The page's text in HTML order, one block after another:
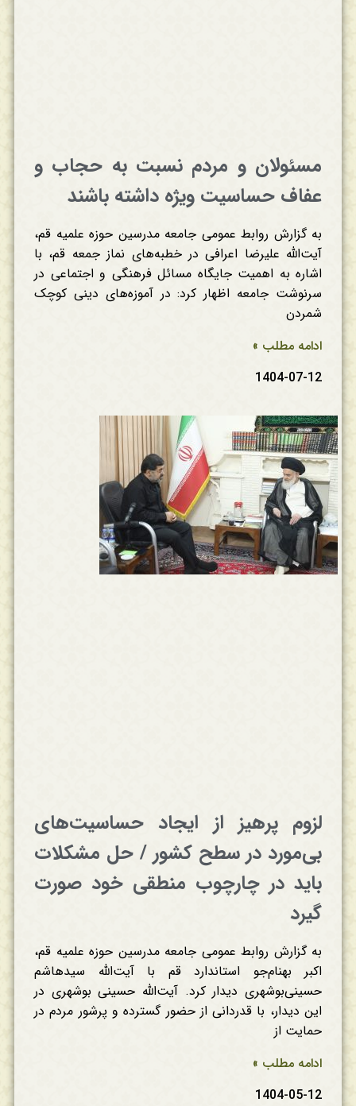
مسئولان و مردم نسبت به حجاب و
عفاف حساسیت ویژه داشته باشند
به گزارش روابط عمومی جامعه مدرسین حوزه علمیه قم،
آیت‌الله علیرضا اعرافی در خطبه‌های نماز جمعه قم، با
اشاره به اهمیت جایگاه مسائل فرهنگی و اجتماعی در
سرنوشت جامعه اظهار کرد: در آموزه‌های دینی کوچک
شمردن
ادامه مطلب »
1404-07-12
لزوم پرهیز از ایجاد حساسیت‌های
بی‌مورد در سطح کشور / حل مشکلات
باید در چارچوب منطقی خود صورت
گیرد
به گزارش روابط عمومی جامعه مدرسین حوزه علمیه قم،
اکبر بهنام‌جو استاندارد قم با آیت‌الله سیدهاشم
حسینی‌بوشهری دیدار کرد. آیت‌الله حسینی بوشهری در
این دیدار، با قدردانی از حضور گسترده و پرشور مردم در
حمایت از
ادامه مطلب »
1404-05-12